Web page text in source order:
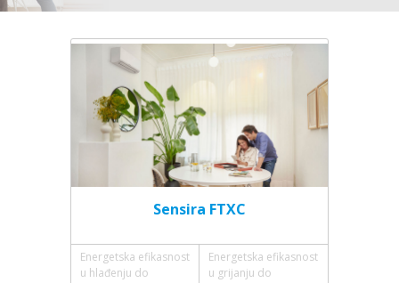
Sensira FTXC
Energetska efikasnost
u hlađenju do
Energetska efikasnost
u grijanju do